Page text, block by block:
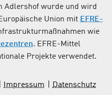
Adlershof wurde und wird
Union mit EFRE-
wie
. EFRE-Mittel
Projekte verwendet.
Impressum
Datenschutz